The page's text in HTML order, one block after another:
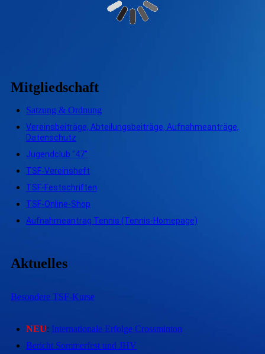
Mitgliedschaft
Satzung & Ordnung
Vereinsbeiträge, Abteilungsbeiträge, Aufnahmeanträge,
Datenschutz
Jugendclub "47"
TSF-Vereinsheft
TSF-Festschriften
TSF-Online-Shop
Aufnahmeantrag Tennis (Tennis-Homepage)
Aktuelles
Besondere TSF-Kurse
NEU: Internationale Erfolge Crossminton
Bericht Sommerfest und JHV